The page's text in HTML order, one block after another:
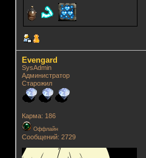
Evengard
SysAdmin
Администратор
Старожил
Карма: 186
Оффлайн
Сообщений: 2729